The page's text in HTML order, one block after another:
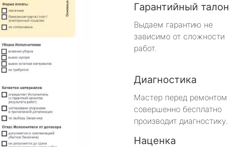
Гарантийный талон
Выдаем гарантию не
зависимо от сложности
работ.
Диагностика
Мастер перед ремонтом
совершенно бесплатно
производит диагностику.
Наценка